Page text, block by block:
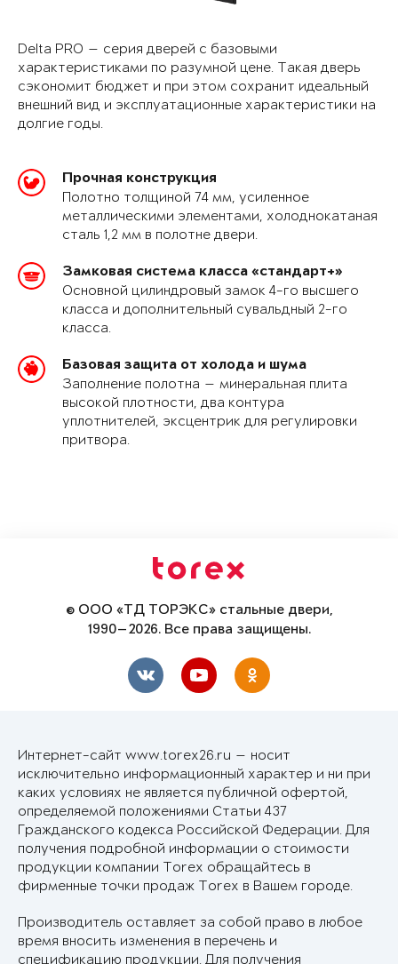
Delta PRO — серия дверей с базовыми
характеристиками по разумной цене. Такая дверь
сэкономит бюджет и при этом сохранит идеальный
внешний вид и эксплуатационные характеристики на
долгие годы.
Прочная конструкция
Полотно толщиной 74 мм, усиленное
металлическими элементами, холоднокатаная
сталь 1,2 мм в полотне двери.
Замковая система класса «стандарт+»
Основной цилиндровый замок 4-го высшего
класса и дополнительный сувальдный 2-го
класса.
Базовая защита от холода и шума
Заполнение полотна — минеральная плита
высокой плотности, два контура
уплотнителей, эксцентрик для регулировки
притвора.
© ООО «ТД ТОРЭКС» стальные двери,
1990—2026. Все права защищены.
Интернет-сайт www.torex26.ru — носит
исключительно информационный характер и ни при
каких условиях не является публичной офертой,
определяемой положениями Статьи 437
Гражданского кодекса Российской Федерации. Для
получения подробной информации о стоимости
продукции компании Torex обращайтесь в
фирменные точки продаж Torex в Вашем городе.
Производитель оставляет за собой право в любое
время вносить изменения в перечень и
спецификацию продукции. Для получения